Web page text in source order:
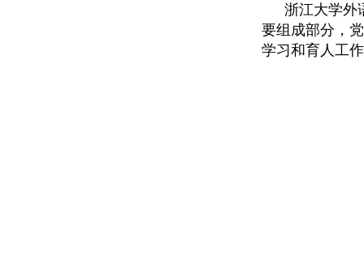
浙江大学外
要组成部分，
学习和育人工